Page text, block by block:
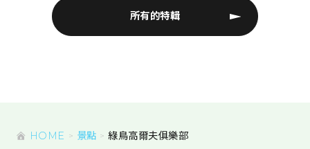
所有的特輯
HOME 景點 綠鳥高爾夫俱樂部